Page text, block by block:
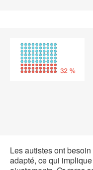
Les autistes ont
adapté, ce qui